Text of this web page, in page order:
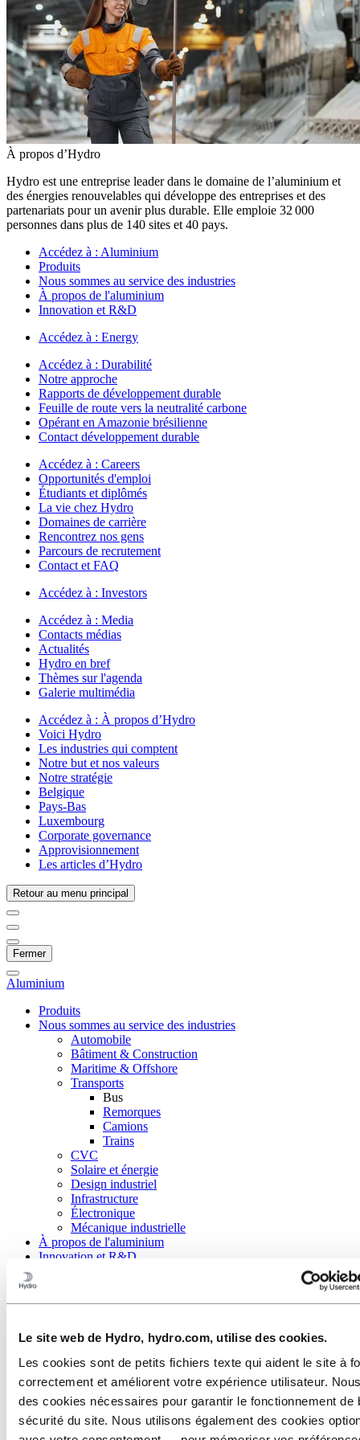
Le site web de Hydro, hydro.com, utilise des cookies.
Les cookies sont de petits fichiers texte qui aident le site à
correctement et améliorent votre expérience utilisateur.
des cookies nécessaires pour garantir le fonctionnement de
sécurité du site. Nous utilisons également des cookies
À propos d’Hydro
Hydro est une entreprise leader dans le domaine de l’aluminium et
des énergies renouvelables qui développe des entreprises et des
partenariats pour un avenir plus durable. Elle emploie 32 000
personnes dans plus de 140 sites et 40 pays.
Accédez à : Aluminium
Produits
Nous sommes au service des industries
À propos de l'aluminium
Innovation et R&D
Accédez à : Energy
Accédez à : Durabilité
Notre approche
Rapports de développement durable
Feuille de route vers la neutralité carbone
Opérant en Amazonie brésilienne
Contact développement durable
Accédez à : Careers
Opportunités d'emploi
Étudiants et diplômés
La vie chez Hydro
Domaines de carrière
Rencontrez nos gens
Parcours de recrutement
Contact et FAQ
Accédez à : Investors
Accédez à : Media
Contacts médias
Actualités
Hydro en bref
Thèmes sur l'agenda
Galerie multimédia
Accédez à : À propos d’Hydro
Voici Hydro
Les industries qui comptent
Notre but et nos valeurs
Notre stratégie
Belgique
Pays-Bas
Luxembourg
Corporate governance
Approvisionnement
Les articles d’Hydro
Retour au menu principal
Fermer
Aluminium
Produits
Nous sommes au service des industries
Automobile
Bâtiment & Construction
Maritime & Offshore
Transports
Bus
Remorques
Camions
Trains
CVC
Solaire et énergie
Design industriel
Infrastructure
Électronique
Mécanique industrielle
À propos de l'aluminium
Innovation et R&D
L'aluminium pour des bus plus
sûrs
Dans les véhicules de tourisme, la sécurité est la principale